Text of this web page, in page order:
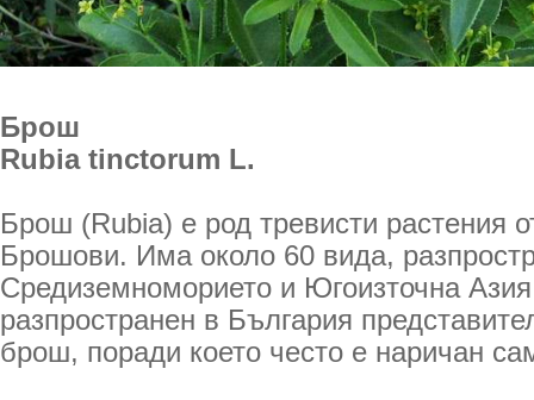
Брош
Rubia tinctorum L.
Брош (Rubia) е род тревисти растения
Брошови. Има около 60 вида,
Средиземноморието и Югоизточна
разпространен в България
брош, поради което често е наричан